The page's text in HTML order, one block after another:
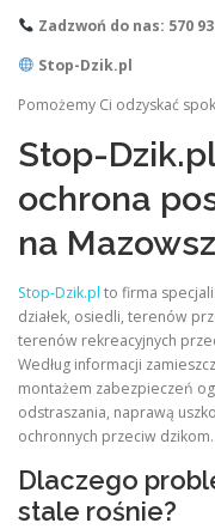
Zadzwoń do nas: 570
Stop-Dzik.pl
Pomożemy Ci odzyskać
Stop-
ochrona
na
Stop-Dzik.pl to firma
działek, osiedli, terenów
terenów rekreacyjnych
Według informacji
montażem zabezpieczeń
odstraszania, naprawą
ochronnych przeciw dzikom.
Dlaczego
stale rośnie?